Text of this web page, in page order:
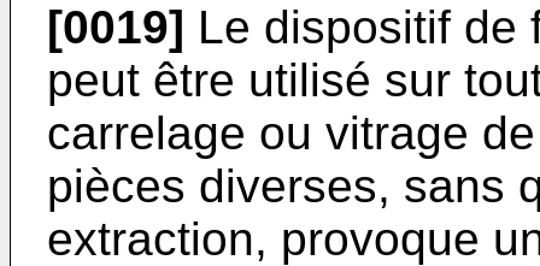
[0019] Le dispositif de
peut être utilisé sur
carrelage ou vitrage
pièces diverses, sans
extraction, provoque